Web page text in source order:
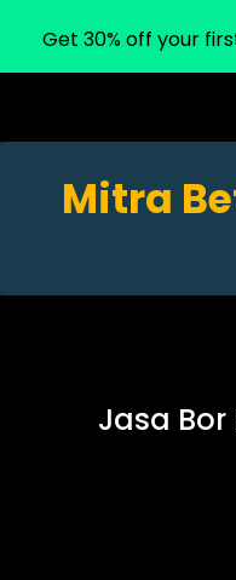
Mitra
Jasa
Get 30% off your